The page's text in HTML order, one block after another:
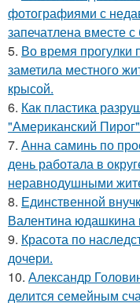
фотографиями с
запечатлена вместе
5. Во время прогулки
заметила местного
крысой.
6. Как пластика
"Американский
7. Анна саминь по
день работала в
неравнодушными
8. Единственной
Валентина юдашкина
9. Красота по
дочери.
10. Александр
делится семейным